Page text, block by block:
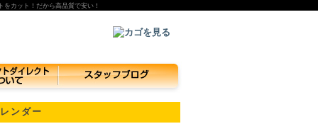
カット！だから高品質で安い！
ンダー